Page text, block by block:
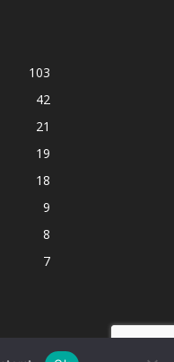
103
42
21
19
18
9
8
7